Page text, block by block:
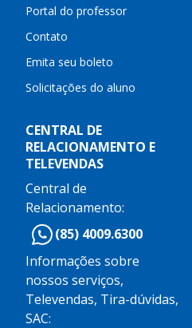
Portal do professor
Contato
Emita seu boleto
Solicitações do aluno
CENTRAL DE
RELACIONAMENTO E
TELEVENDAS
Central de
Relacionamento:
(85) 4009.6300
Informações sobre
nossos serviços,
Televendas, Tira-dúvidas,
SAC: